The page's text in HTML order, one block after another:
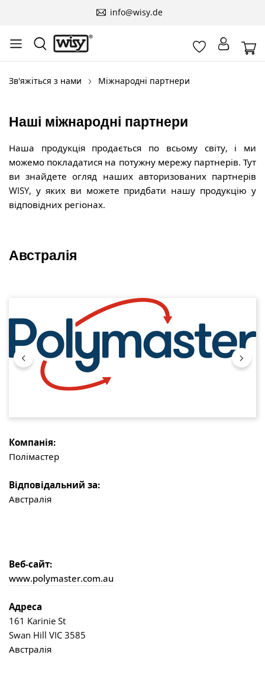
info@wisy.de
Зв'яжіться з нами Міжнародні партнери
Наші міжнародні партнери
Наша продукція продається по всьому світу, і ми
можемо покладатися на потужну мережу партнерів. Тут
ви знайдете огляд наших авторизованих партнерів
WISY, у яких ви можете придбати нашу продукцію у
відповідних регіонах.
Австралія
Пропустити галерею зображень
Компанія:
Полімастер
Відповідальний за:
Австралія
Веб-сайт:
www.polymaster.com.au
Адреса
161 Karinie St
Swan Hill VIC 3585
Австралія